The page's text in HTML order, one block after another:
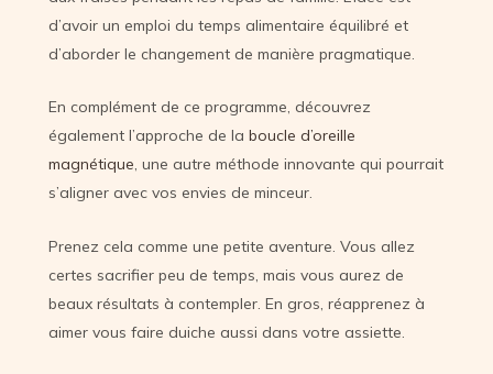
d’avoir un emploi du temps alimentaire équilibré et
d’aborder le changement de manière pragmatique.
En complément de ce programme, découvrez
également l’approche de la boucle d’oreille
magnétique, une autre méthode innovante qui pourrait
s’aligner avec vos envies de minceur.
Prenez cela comme une petite aventure. Vous allez
certes sacrifier peu de temps, mais vous aurez de
beaux résultats à contempler. En gros, réapprenez à
aimer vous faire duiche aussi dans votre assiette.